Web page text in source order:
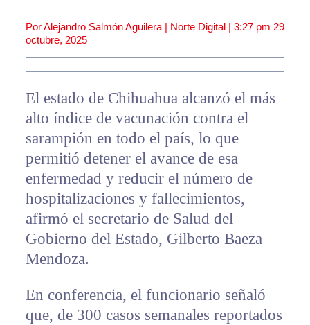
Por Alejandro Salmón Aguilera | Norte Digital | 3:27 pm 29
octubre, 2025
El estado de Chihuahua alcanzó el más
alto índice de vacunación contra el
sarampión en todo el país, lo que
permitió detener el avance de esa
enfermedad y reducir el número de
hospitalizaciones y fallecimientos,
afirmó el secretario de Salud del
Gobierno del Estado, Gilberto Baeza
Mendoza.
En conferencia, el funcionario señaló
que, de 300 casos semanales reportados